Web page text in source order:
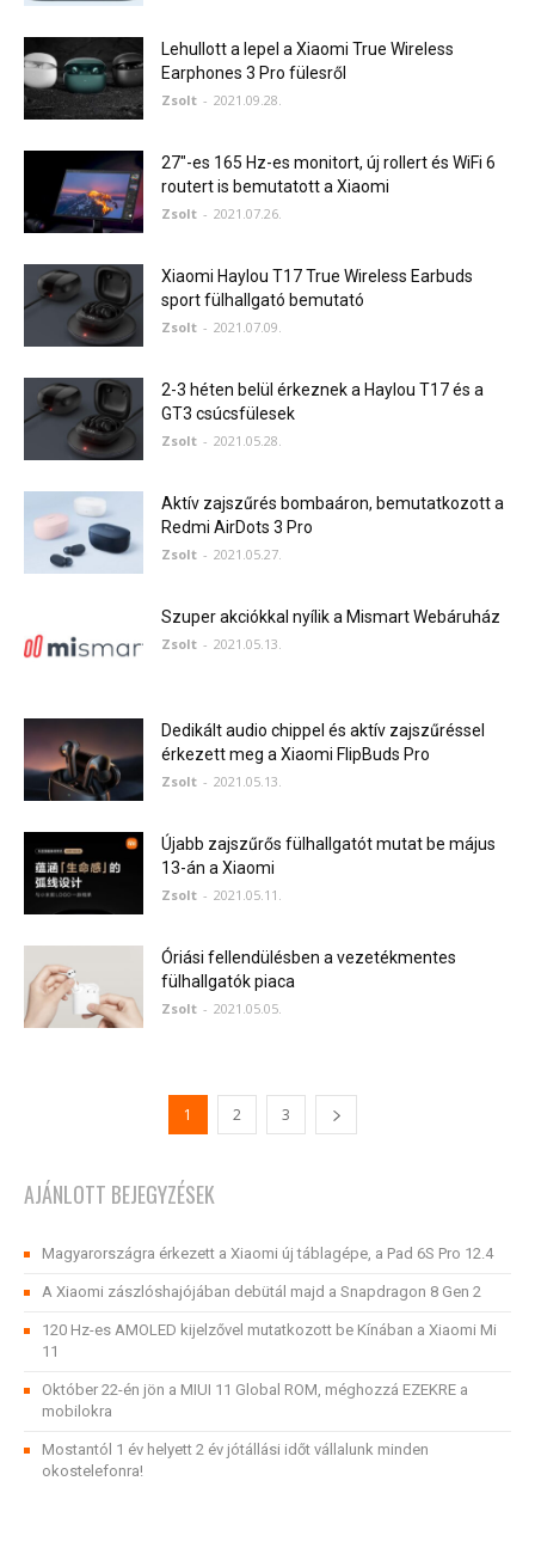
Lehullott a lepel a Xiaomi True Wireless
Earphones 3 Pro fülesről
Zsolt - 2021.09.28.
27″-es 165 Hz-es monitort, új rollert és WiFi 6
routert is bemutatott a Xiaomi
Zsolt - 2021.07.26.
Xiaomi Haylou T17 True Wireless Earbuds
sport fülhallgató bemutató
Zsolt - 2021.07.09.
2-3 héten belül érkeznek a Haylou T17 és a
GT3 csúcsfülesek
Zsolt - 2021.05.28.
Aktív zajszűrés bombaáron, bemutatkozott a
Redmi AirDots 3 Pro
Zsolt - 2021.05.27.
Szuper akciókkal nyílik a Mismart Webáruház
Zsolt - 2021.05.13.
Dedikált audio chippel és aktív zajszűréssel
érkezett meg a Xiaomi FlipBuds Pro
Zsolt - 2021.05.13.
Újabb zajszűrős fülhallgatót mutat be május
13-án a Xiaomi
Zsolt - 2021.05.11.
Óriási fellendülésben a vezetékmentes
fülhallgatók piaca
Zsolt - 2021.05.05.
1 2 3
AJÁNLOTT BEJEGYZÉSEK
Magyarországra érkezett a Xiaomi új táblagépe, a Pad 6S Pro 12.4
A Xiaomi zászlóshajójában debütál majd a Snapdragon 8 Gen 2
120 Hz-es AMOLED kijelzővel mutatkozott be Kínában a Xiaomi Mi
11
Október 22-én jön a MIUI 11 Global ROM, méghozzá EZEKRE a
mobilokra
Mostantól 1 év helyett 2 év jótállási időt vállalunk minden
okostelefonra!